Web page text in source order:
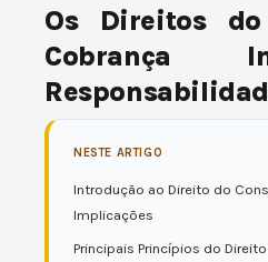
Os Direitos do
Cobrança
NESTE ARTIGO
Introdução ao Direito do
Implicações
Principais Princípios do